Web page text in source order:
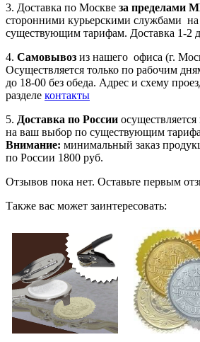
3. Доставка по Москве за пределами
сторонними курьерскими службами
существующим тарифам. Доставка 1-2
4. Самовывоз из нашего офиса (г.
Осуществляется только по рабочим
до 18-00 без обеда. Адрес и схему
разделе контакты
5. Доставка по России
на ваш выбор по существующим
Внимание: минимальный заказ
по России 1800 руб.
Отзывов пока нет. Оставьте первым
Также вас может заинтересовать: